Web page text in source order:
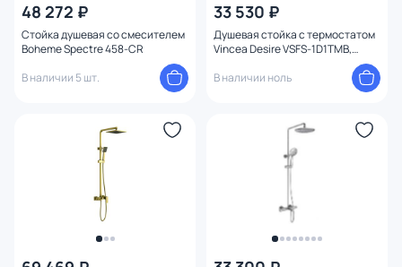
48 272 ₽
Стойка душевая со смесителем
Boheme Spectre 458-CR
В наличии 5 шт.
33 530 ₽
Душевая стойка с термостатом
Vincea Desire VSFS-1D1TMB,
В наличии ноль